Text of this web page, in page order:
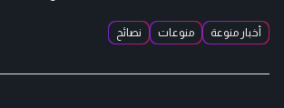
أخبار منوعة منوعات نصائح